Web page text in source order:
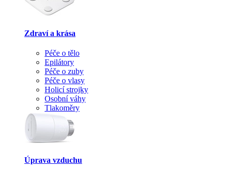
Zdraví a krása
Péče o tělo
Epilátory
Péče o zuby
Péče o vlasy
Holicí strojky
Osobní váhy
Tlakoměry
Úprava vzduchu